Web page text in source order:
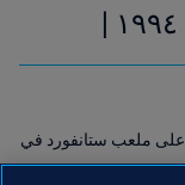
العالم FIFA الولايات المتحدة ١٩٩٤ |
على ملعب ستانفورد في